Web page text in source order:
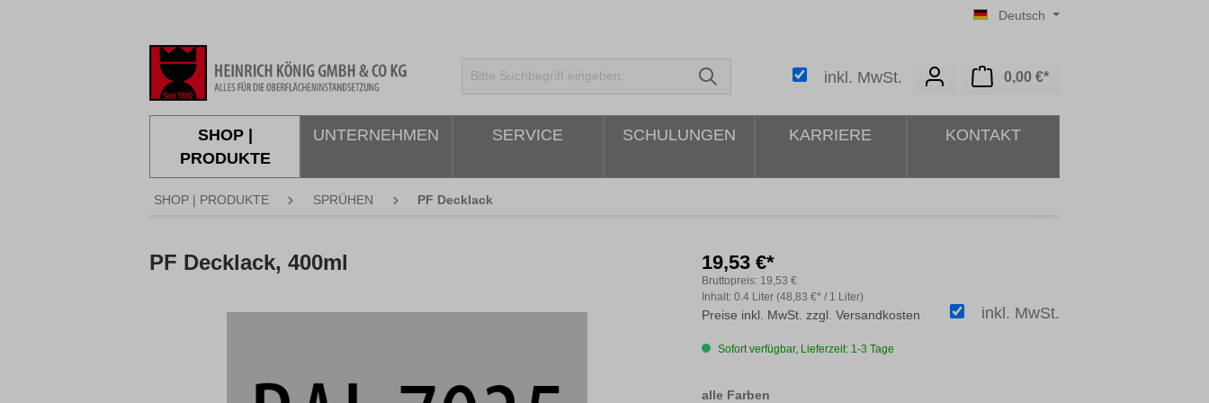
Deutsch
inkl. MwSt. 0,00 €*Warenkorb enthält 0
SHOP |
PRODUKTE
UNTERNEHMEN SERVICE SCHULUNGEN KARRIERE KONTAKT
SHOP | PRODUKTE SPRÜHEN PF Decklack
PF Decklack, 400ml 19,53 €*
Inhalt: 0.4 Liter (48,83 €* / 1 Liter)
Bruttopreis: 19,53 €
inkl. MwSt.
Preise inkl. MwSt. zzgl. Versandkosten
Sofort verfügbar, Lieferzeit: 1-3 Tage
alle Farbenauswählen